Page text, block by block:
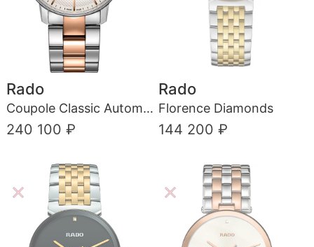
Rado
Coupole Classic Automatic
240 100 ₽
Rado
Florence Diamonds
144 200 ₽